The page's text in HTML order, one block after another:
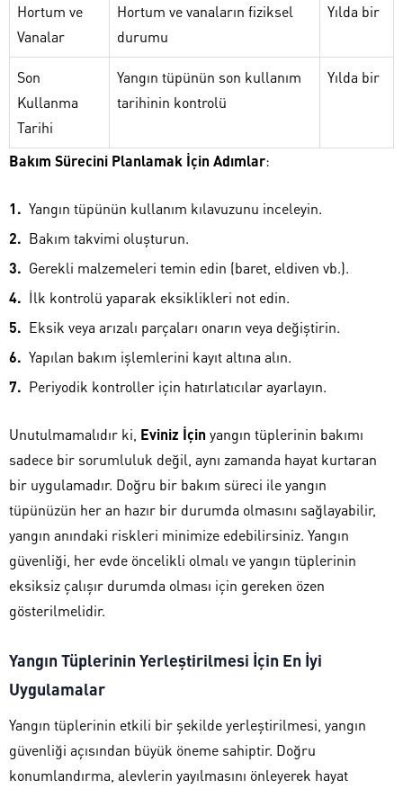
Hortum ve
Vanalar
Hortum ve vanaların fiziksel
durumu
Yılda bir
Son
Kullanma
Tarihi
Yangın tüpünün son kullanım
tarihinin kontrolü
Yılda bir
Bakım Sürecini Planlamak İçin Adımlar:
Yangın tüpünün kullanım kılavuzunu inceleyin.
Bakım takvimi oluşturun.
Gerekli malzemeleri temin edin (baret, eldiven vb.).
İlk kontrolü yaparak eksiklikleri not edin.
Eksik veya arızalı parçaları onarın veya değiştirin.
Yapılan bakım işlemlerini kayıt altına alın.
Periyodik kontroller için hatırlatıcılar ayarlayın.
Unutulmamalıdır ki, Eviniz İçin yangın tüplerinin bakımı
sadece bir sorumluluk değil, aynı zamanda hayat kurtaran
bir uygulamadır. Doğru bir bakım süreci ile yangın
tüpünüzün her an hazır bir durumda olmasını sağlayabilir,
yangın anındaki riskleri minimize edebilirsiniz. Yangın
güvenliği, her evde öncelikli olmalı ve yangın tüplerinin
eksiksiz çalışır durumda olması için gereken özen
gösterilmelidir.
Yangın Tüplerinin Yerleştirilmesi İçin En İyi
Uygulamalar
Yangın tüplerinin etkili bir şekilde yerleştirilmesi, yangın
güvenliği açısından büyük öneme sahiptir. Doğru
konumlandırma, alevlerin yayılmasını önleyerek hayat